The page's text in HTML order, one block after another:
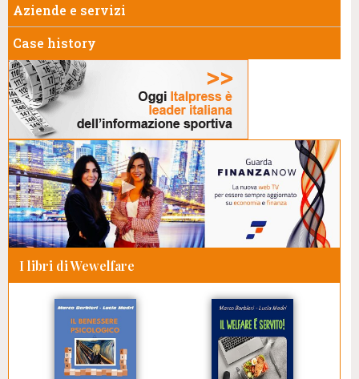
Aziende e servizi
Case history
I libri di Wewelfare